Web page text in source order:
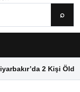
⌕
2 Kişi Öldü